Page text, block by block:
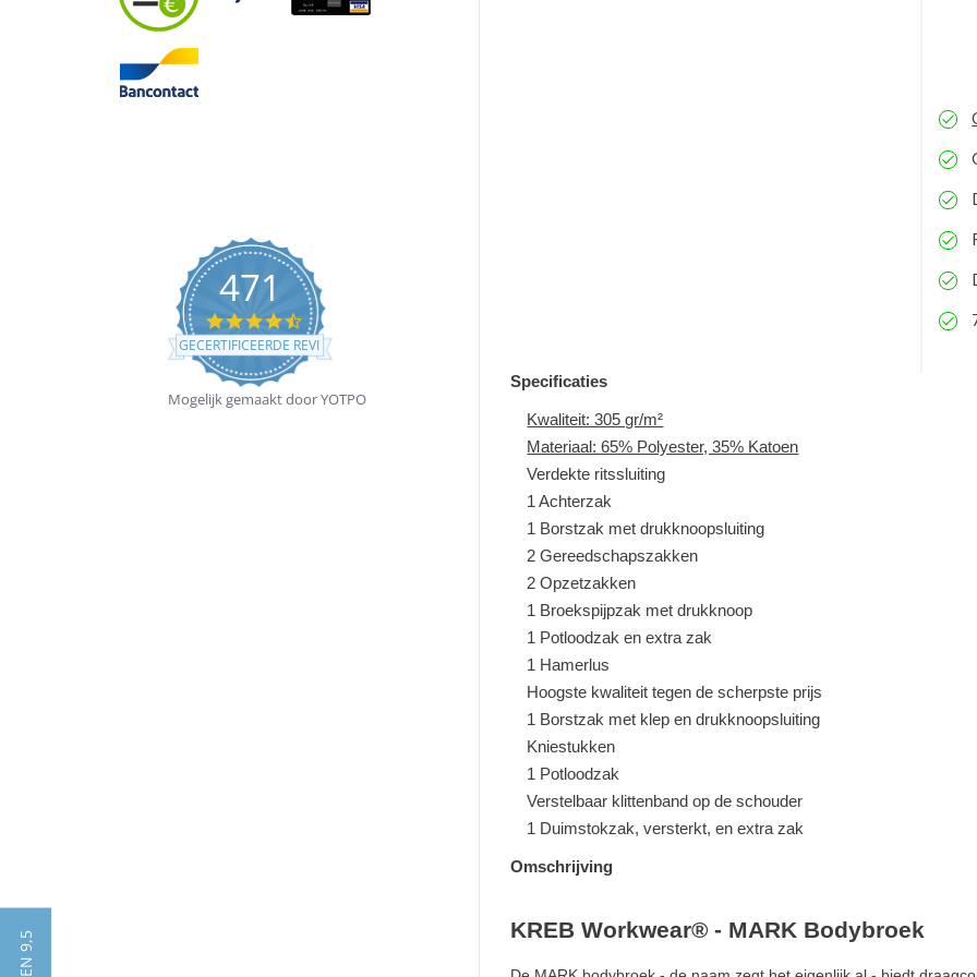
471
4.4
star
rating
GECERTIFICEERDE REVIEWS
Mogelijk gemaakt door YOTPO
Specificaties
Kwaliteit: 305 gr/m²
Materiaal: 65% Polyester, 35% Katoen
Verdekte ritssluiting
1 Achterzak
1 Borstzak met drukknoopsluiting
2 Gereedschapszakken
2 Opzetzakken
1 Broekspijpzak met drukknoop
1 Potloodzak en extra zak
1 Hamerlus
Hoogste kwaliteit tegen de scherpste prijs
1 Borstzak met klep en drukknoopsluiting
Kniestukken
1 Potloodzak
Verstelbaar klittenband op de schouder
1 Duimstokzak, versterkt, en extra zak
Omschrijving
KREB Workwear® - MARK Bodybroek